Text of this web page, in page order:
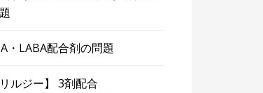
・LABA配合剤の問題
リルジー】 3剤配合